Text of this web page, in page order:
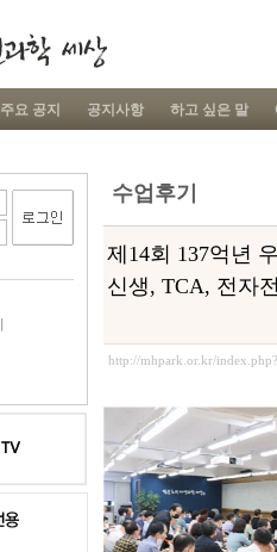
주요 공지 공지사항 하고 싶은 말
수업후기
제14회 137억년
신생, TCA, 전자
http://mhpark.or.kr/